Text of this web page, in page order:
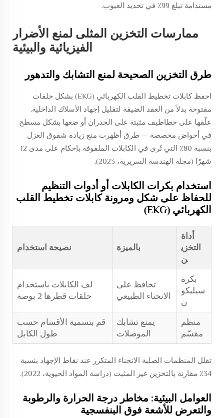
مستدامة تبلغ 99٪ في تحديد العيوب.
ممارسات التخزين المثلى لمنع الأضرار
الفيزيائية والبيئية
طرق التخزين الصحيحة لمنع التشابك والتدهور
احفظ كابلات تخطيط القلب الكهربائي (EKG) بشكل حلقات
مفتوحة بدلاً من العقد الضيقة لتقليل إجهاد الأسلاك الداخلية.
علّقها على خطاطيف مثبتة على الجدران أو ضعها بشكل مسطح
في أحواض مخصصة — طرق أظهرت منع زيادة شقوق العزل
بنسبة 80٪ التي تُرى في الكابلات الملفوفة بإحكام على مدى 12
شهرًا (مجلة الهندسة السريرية، 2023).
استخدام بكرات الكابلات أو أدوات التنظيم
للحفاظ على شكل ومرونة كابلات تخطيط القلب
الكهربائي (EKG)
أداة
التخزي
ن
بالميزة نصيحة استخدام
بكرة
سيليكو
ن
تحافظ على
الانحناء الطبيعي
لف الكابلات باستخدام
حلقات قطرها 2 بوصة
منظم
مقسّم
يمنع تشابك
الموصلات
قم بتسمية الأقسام حسب
طول الكابل
تقلل المنظمات الصلبة الانحناء المتكرر عند نقاط الإجهاد بنسبة
34٪ مقارنة بالتخزين غير المثبت (دراسة المواد الحيوية، 2022).
العوامل البيئية: مخاطر درجة الحرارة والرطوبة
والتعرض للأشعة فوق البنفسجية